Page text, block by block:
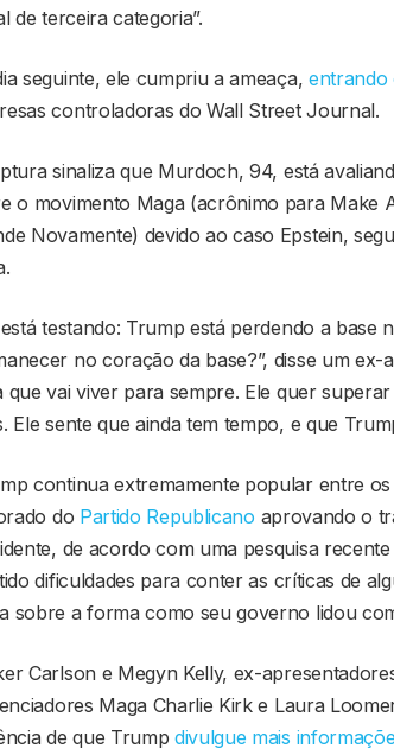
de terceira categoria”.
seguinte, ele cumpriu a ameaça, entrando
controladoras do Wall Street Journal.
sinaliza que Murdoch, 94, está
o movimento Maga (acrônimo para Make
Novamente) devido ao caso Epstein,
está testando: Trump está perdendo a base
no coração da base?”, disse um
que vai viver para sempre. Ele quer
Ele sente que ainda tem tempo, e que
continua extremamente popular entre
do Partido Republicano aprovando o
de acordo com uma pesquisa
dificuldades para conter as críticas de
sobre a forma como seu governo lidou
Carlson e Megyn Kelly, ex-
Maga Charlie Kirk e Laura
de que Trumpdivulgue mais